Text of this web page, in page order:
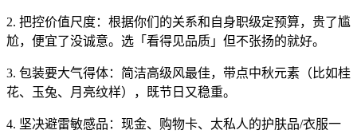
2. 把控价值尺度：根据你们的关系和自身职级定预算，贵了尴
尬，便宜了没诚意。选「看得见品质」但不张扬的就好。
3. 包装要大气得体：简洁高级风最佳，带点中秋元素（比如桂
花、玉兔、月亮纹样），既节日又稳重。
4. 坚决避雷敏感品：现金、购物卡、太私人的护肤品/衣服一